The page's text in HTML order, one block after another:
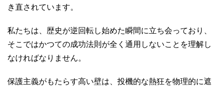
き直されています。
私たちは、歴史が逆回転し始めた瞬間に立ち会っており、
そこではかつての成功法則が全く通用しないことを理解し
なければなりません。
保護主義がもたらす高い壁は、投機的な熱狂を物理的に遮